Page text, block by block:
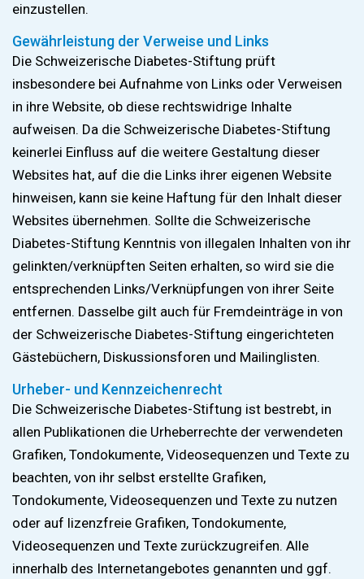
einzustellen.
Gewährleistung der Verweise und Links
Die Schweizerische Diabetes-Stiftung prüft
insbesondere bei Aufnahme von Links oder Verweisen
in ihre Website, ob diese rechtswidrige Inhalte
aufweisen. Da die Schweizerische Diabetes-Stiftung
keinerlei Einfluss auf die weitere Gestaltung dieser
Websites hat, auf die die Links ihrer eigenen Website
hinweisen, kann sie keine Haftung für den Inhalt dieser
Websites übernehmen. Sollte die Schweizerische
Diabetes-Stiftung Kenntnis von illegalen Inhalten von ihr
gelinkten/verknüpften Seiten erhalten, so wird sie die
entsprechenden Links/Verknüpfungen von ihrer Seite
entfernen. Dasselbe gilt auch für Fremdeinträge in von
der Schweizerische Diabetes-Stiftung eingerichteten
Gästebüchern, Diskussionsforen und Mailinglisten.
Urheber- und Kennzeichenrecht
Die Schweizerische Diabetes-Stiftung ist bestrebt, in
allen Publikationen die Urheberrechte der verwendeten
Grafiken, Tondokumente, Videosequenzen und Texte zu
beachten, von ihr selbst erstellte Grafiken,
Tondokumente, Videosequenzen und Texte zu nutzen
oder auf lizenzfreie Grafiken, Tondokumente,
Videosequenzen und Texte zurückzugreifen. Alle
innerhalb des Internetangebotes genannten und ggf.